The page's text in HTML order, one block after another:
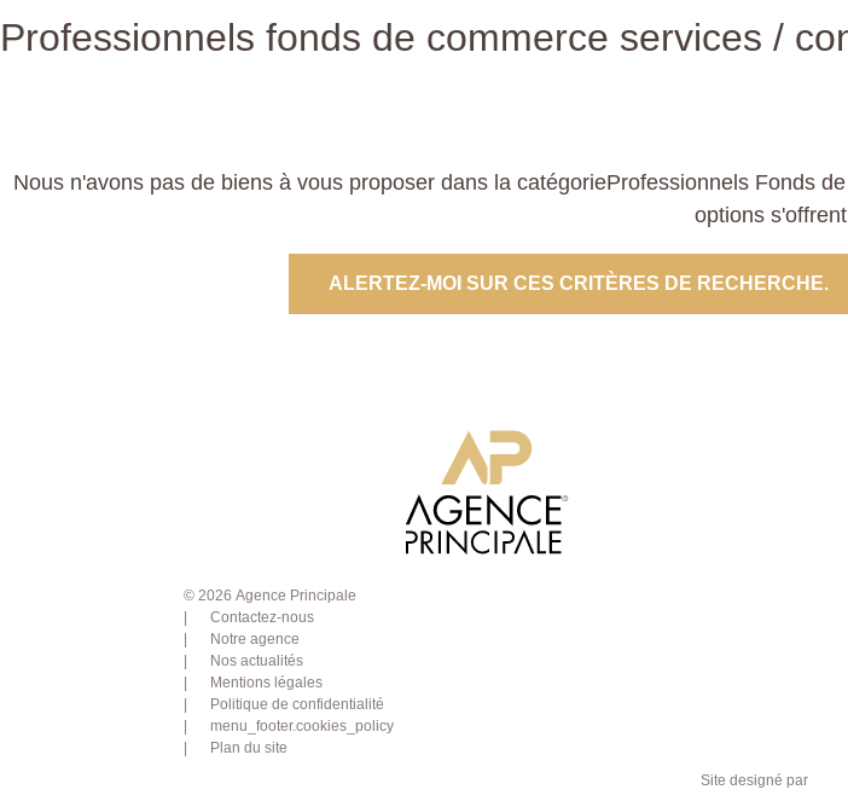
Professionnels fonds de commerce services /
Nous n'avons pas de biens à vous proposer dans la catégorieProfessionnels Fonds
options
ALERTEZ-MOI SUR CES CRITÈRES DE RECHERCHE.
© 2026 Agence Principale
Contactez-nous
Notre agence
Nos actualités
Mentions légales
Politique de confidentialité
menu_footer.cookies_policy
Plan du site
Site designé par